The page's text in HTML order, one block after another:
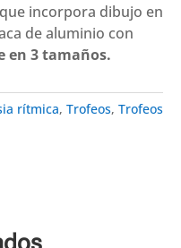
incorpora dibujo en
de aluminio con
en 3 tamaños.
rítmica, Trofeos, Trofeos